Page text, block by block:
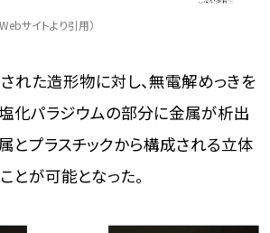
サイトより引用）
された造形物に対し、無電解めっきを
塩化パラジウムの部分に金属が析出
とプラスチックから構成される立体
とが可能となった。